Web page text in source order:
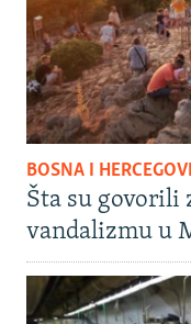
BOSNA I
Šta su govorili
vandalizmu u